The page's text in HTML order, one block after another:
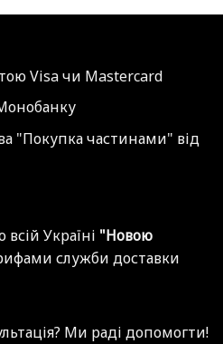
Visa чи Mastercard
"Покупка частинами" від
Україні "Новою
служби доставки
Ми раді допомогти!